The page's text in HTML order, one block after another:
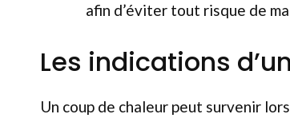
afin d’éviter tout risque de
Les indications
Un coup de chaleur peut survenir